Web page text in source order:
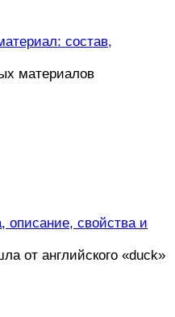
состав,
материалов
описание, свойства и
от английского «duck»